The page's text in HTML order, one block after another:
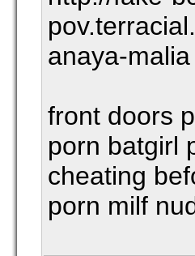
anaya-malia
front doors
porn batgirl
cheating
porn milf